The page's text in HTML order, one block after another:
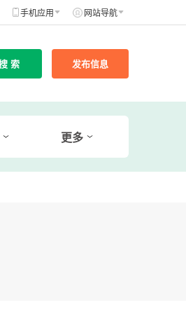
手机应用 网站导航
发布信息
更多